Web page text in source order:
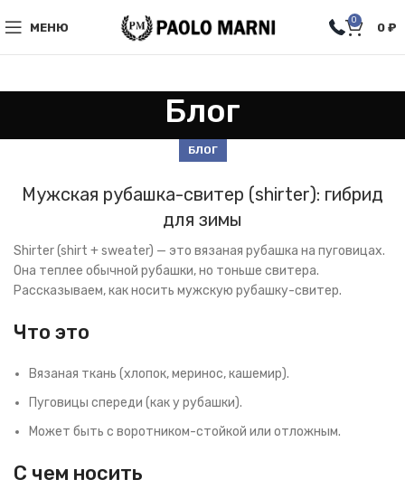
МЕНЮ
0
0 ₽
Блог
БЛОГ
Мужская рубашка-свитер (shirter): гибрид
для зимы
Shirter (shirt + sweater) — это вязаная рубашка на пуговицах.
Она теплее обычной рубашки, но тоньше свитера.
Рассказываем, как носить мужскую рубашку-свитер.
Что это
Вязаная ткань (хлопок, меринос, кашемир).
Пуговицы спереди (как у рубашки).
Может быть с воротником-стойкой или отложным.
С чем носить